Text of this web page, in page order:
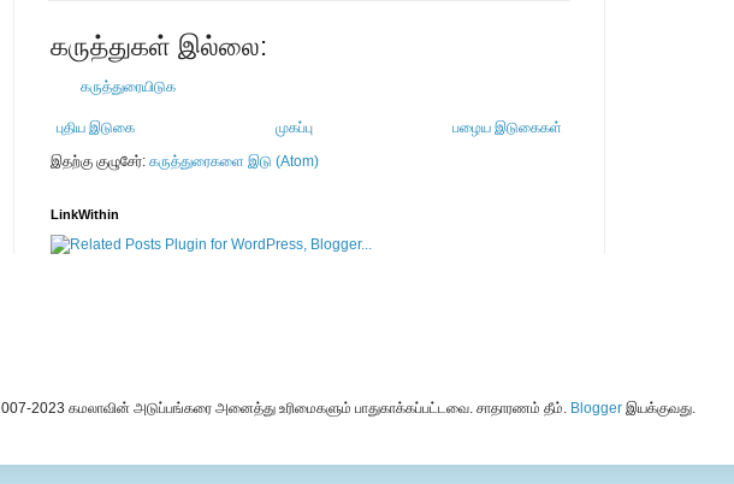
கருத்துகள் இல்லை:
கருத்துரையிடுக
புதிய இடுகை பழைய இடுகைகள்
முகப்பு
இதற்கு குழுசேர்: கருத்துரைகளை இடு (Atom)
LinkWithin
2007-2023 கமலாவின் அடுப்பங்கரை அனைத்து உரிமைகளும் பாதுகாக்கப்பட்டவை. சாதாரணம் தீம். Blogger இயக்குவது.